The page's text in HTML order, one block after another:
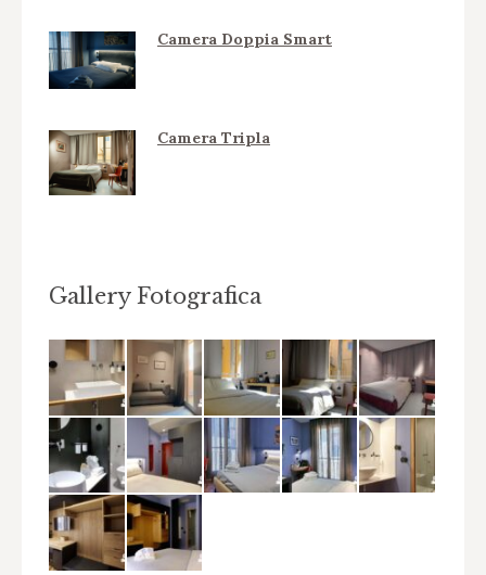
Camera Doppia Smart
Camera Tripla
Gallery Fotografica